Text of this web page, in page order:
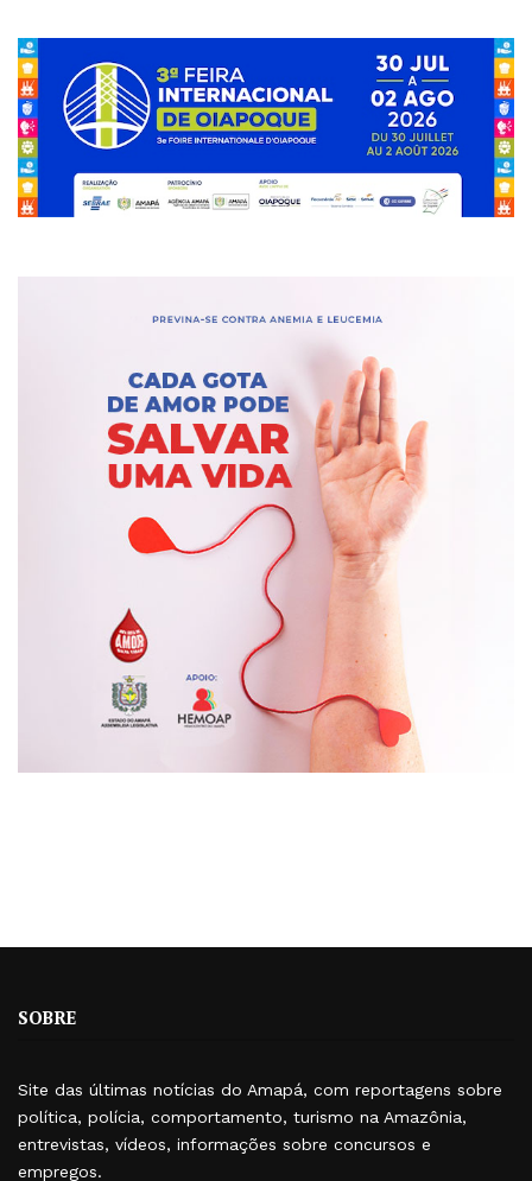
SOBRE
Site das últimas notícias do Amapá, com reportagens sobre
política, polícia, comportamento, turismo na Amazônia,
entrevistas, vídeos, informações sobre concursos e
empregos.